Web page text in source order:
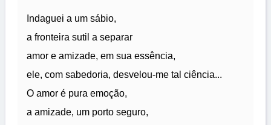
Indaguei a um sábio,
a fronteira sutil a separar
amor e amizade, em sua essência,
ele, com sabedoria, desvelou-me tal ciência...
O amor é pura emoção,
a amizade, um porto seguro,